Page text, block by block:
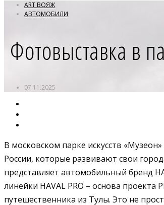
ART ВОЯЖ
АВТОМОБИЛИ
Фотовыставка в
07.11.2025
В московском парке искусств
России, которые развивают свои
представляет автомобильный бренд
линейки HAVAL PRO – основа
путешественника из Тулы. Это не